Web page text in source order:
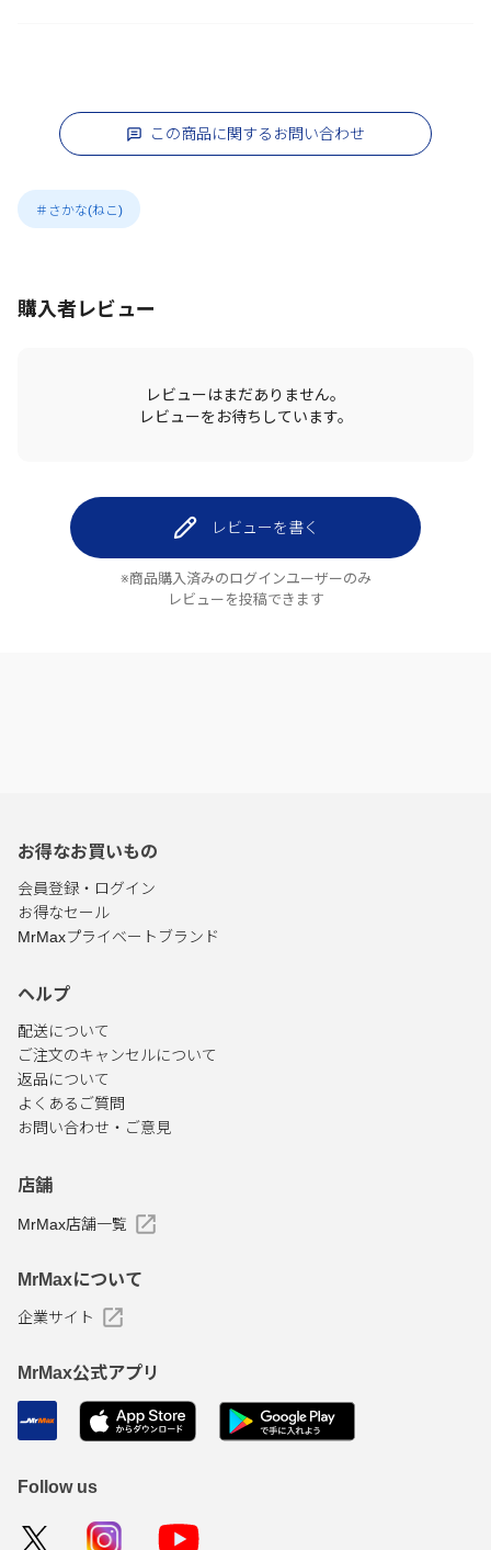
この商品に関するお問い合わせ
＃さかな(ねこ)
購入者レビュー
レビューはまだありません。
レビューをお待ちしています。
レビューを書く
※商品購入済みのログインユーザーのみ
レビューを投稿できます
お得なお買いもの
会員登録・ログイン
お得なセール
MrMaxプライベートブランド
ヘルプ
配送について
ご注文のキャンセルについて
返品について
よくあるご質問
お問い合わせ・ご意見
店舗
MrMax店舗一覧
MrMaxについて
企業サイト
MrMax公式アプリ
Follow us